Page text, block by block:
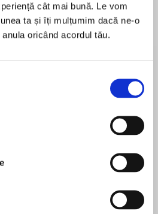
cât mai bună. Le vom
ta și îți mulțumim dacă ne-o
oricând acordul tău.
author Lynne
she can’t remember…or
irresistible Lorenzo Tassini
nu există recenzii